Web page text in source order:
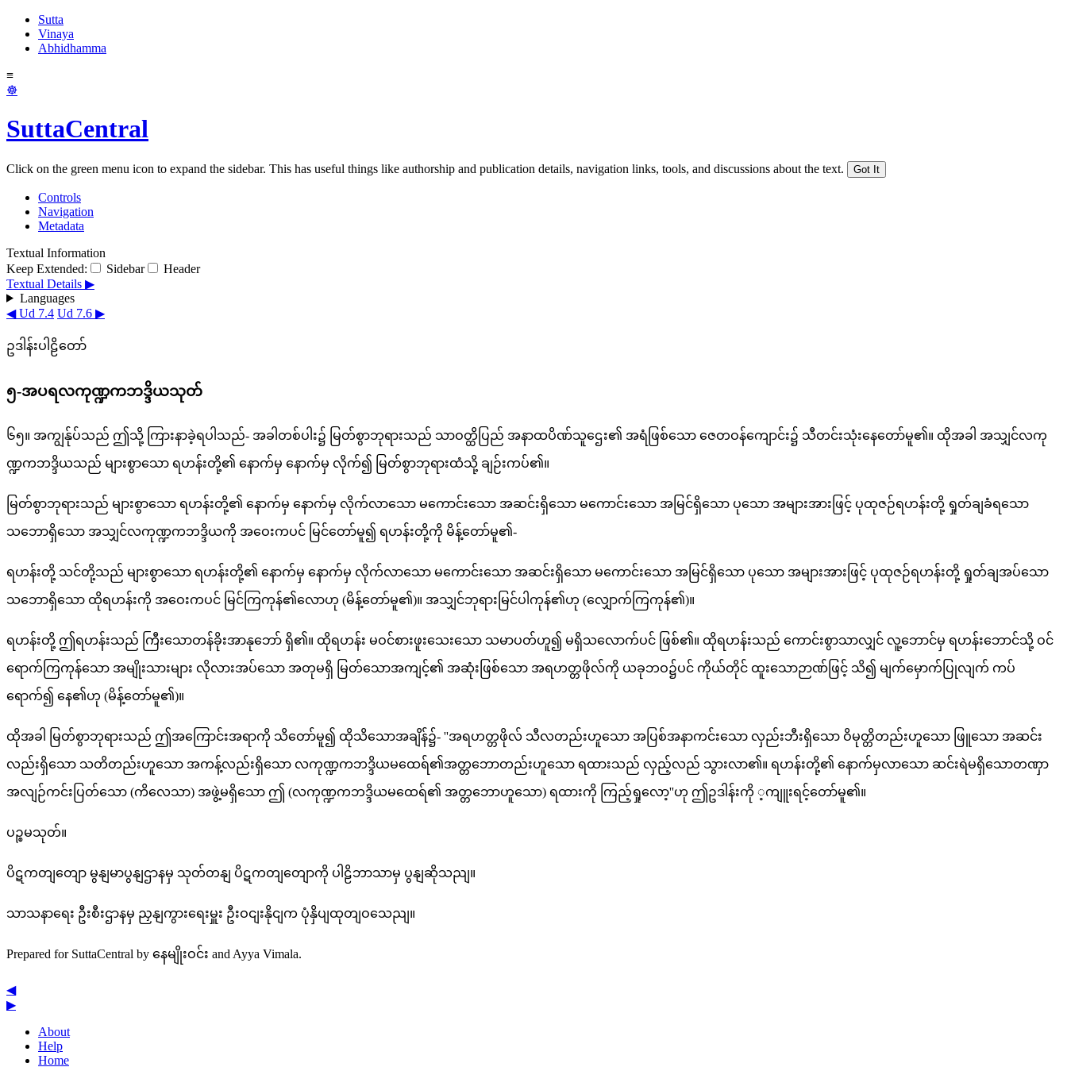
Sutta
Vinaya
Abhidhamma
≡
☸
SuttaCentral
Click on the green menu icon to expand the sidebar. This has useful things like authorship and publication details, navigation links, tools, and discussions about the text. Got It
Controls
Navigation
Metadata
Textual Information
Keep Extended:
Sidebar
Header
Textual Details ▶
Languages
◀ Ud 7.4 Ud 7.6 ▶
ဥဒါန်းပါဠိတော်
၅-အပရလကုဏ္ဍကဘဒ္ဒိယသုတ်
၆၅။ အကျွန်ုပ်သည် ဤသို့ ကြားနာခဲ့ရပါသည်- အခါတစ်ပါး၌ မြတ်စွာဘုရားသည် သာဝတ္ထိပြည် အနာထပိဏ်သူဌေး၏ အရံဖြစ်သော ဇေတဝန်ကျောင်း၌ သီတင်းသုံးနေတော်မူ၏။ ထိုအခါ အသျှင်လကု
ဏ္ဍကဘဒ္ဒိယသည် များစွာသော ရဟန်းတို့၏ နောက်မှ နောက်မှ လိုက်၍ မြတ်စွာဘုရားထံသို့ ချဉ်းကပ်၏။
မြတ်စွာဘုရားသည် များစွာသော ရဟန်းတို့၏ နောက်မှ နောက်မှ လိုက်လာသော မကောင်းသော အဆင်းရှိသော မကောင်းသော အမြင်ရှိသော ပုသော အများအားဖြင့် ပုထုဇဉ်ရဟန်းတို့ ရှုတ်ချခံရသော
သဘောရှိသော အသျှင်လကုဏ္ဍကဘဒ္ဒိယကို အဝေးကပင် မြင်တော်မူ၍ ရဟန်းတို့ကို မိန့်တော်မူ၏-
ရဟန်းတို့ သင်တို့သည် များစွာသော ရဟန်းတို့၏ နောက်မှ နောက်မှ လိုက်လာသော မကောင်းသော အဆင်းရှိသော မကောင်းသော အမြင်ရှိသော ပုသော အများအားဖြင့် ပုထုဇဉ်ရဟန်းတို့ ရှုတ်ချအပ်သော
သဘောရှိသော ထိုရဟန်းကို အဝေးကပင် မြင်ကြကုန်၏လောဟု (မိန့်တော်မူ၏)။ အသျှင်ဘုရားမြင်ပါကုန်၏ဟု (လျှောက်ကြကုန်၏)။
ရဟန်းတို့ ဤရဟန်းသည် ကြီးသောတန်ခိုးအာနုဘော် ရှိ၏။ ထိုရဟန်း မဝင်စားဖူးသေးသော သမာပတ်ဟူ၍ မရှိသလောက်ပင် ဖြစ်၏။ ထိုရဟန်းသည် ကောင်းစွာသာလျှင် လူ့ဘောင်မှ ရဟန်းဘောင်သို့ ဝင်
ရောက်ကြကုန်သော အမျိုးသားများ လိုလားအပ်သော အတုမရှိ မြတ်သောအကျင့်၏ အဆုံးဖြစ်သော အရဟတ္တဖိုလ်ကို ယခုဘဝ၌ပင် ကိုယ်တိုင် ထူးသောဉာဏ်ဖြင့် သိ၍ မျက်မှောက်ပြုလျက် ကပ်
ရောက်၍ နေ၏ဟု (မိန့်တော်မူ၏)။
ထိုအခါ မြတ်စွာဘုရားသည် ဤအကြောင်းအရာကို သိတော်မူ၍ ထိုသိသောအချိန်၌- ''အရဟတ္တဖိုလ် သီလတည်းဟူသော အပြစ်အနာကင်းသော လှည်းဘီးရှိသော ဝိမုတ္တိတည်းဟူသော ဖြူသော အဆင်း
လည်းရှိသော သတိတည်းဟူသော အကန့်လည်းရှိသော လကုဏ္ဍကဘဒ္ဒိယမထေရ်၏အတ္တဘောတည်းဟူသော ရထားသည် လှည့်လည် သွားလာ၏။ ရဟန်းတို့၏ နောက်မှလာသော ဆင်းရဲမရှိသောတဏှာ
အလျဉ်ကင်းပြတ်သော (ကိလေသာ) အဖွဲ့မရှိသော ဤ (လကုဏ္ဍကဘဒ္ဒိယမထေရ်၏ အတ္တဘောဟူသော) ရထားကို ကြည့်ရှုလော့''ဟု ဤဥဒါန်းကို ့ကျူးရင့်တော်မူ၏။
ပဉ္စမသုတ်။
ပိဋကတျတျော မွနျမာပွနျဌာနမှ သုတ်တနျ ပိဋကတျတျောကို ပါဠိဘာသာမှ ပွနျဆိုသညျ။
သာသနာရေး ဦးစီးဌာနမှ ညှနျကွားရေးမှူး ဦးဝငျးနိုငျက ပုံနှိပျထုတျဝသေညျ။
Prepared for SuttaCentral by နေမျိုးဝင်း and Ayya Vimala.
◀
▶
About
Help
Home